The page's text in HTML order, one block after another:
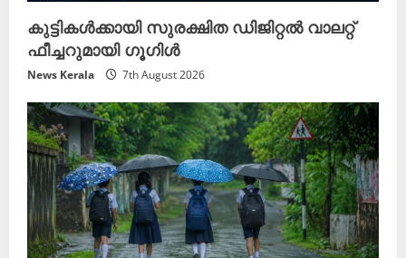
കുട്ടികൾക്കായി സുരക്ഷിത ഡിജിറ്റൽ വാലറ്റ്
ഫീച്ചറുമായി ഗൂഗിൾ
News Kerala 7th August 2026